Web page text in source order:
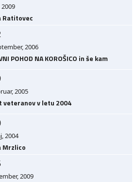
Ratitovec
2006
POHOD NA KOROŠICO in še kam
2005
veteranov v letu 2004
2004
Mrzlico
2009